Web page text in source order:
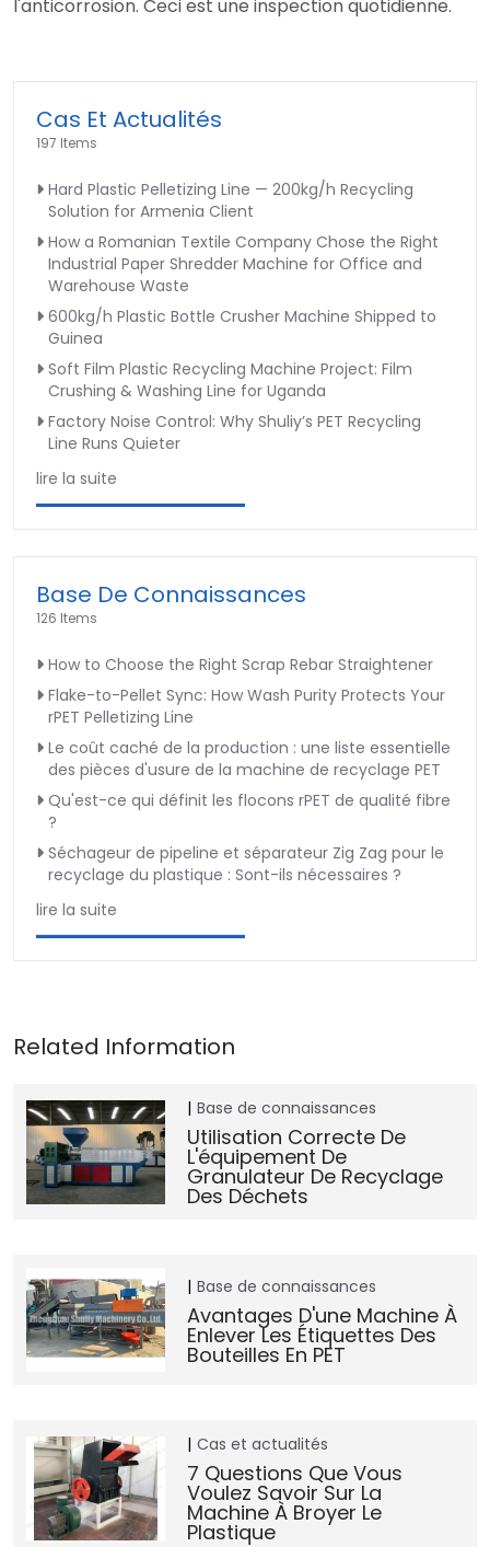
l'anticorrosion. Ceci est une inspection quotidienne.
Cas Et Actualités
197 Items
Hard Plastic Pelletizing Line — 200kg/h Recycling
Solution for Armenia Client
How a Romanian Textile Company Chose the Right
Industrial Paper Shredder Machine for Office and
Warehouse Waste
600kg/h Plastic Bottle Crusher Machine Shipped to
Guinea
Soft Film Plastic Recycling Machine Project: Film
Crushing & Washing Line for Uganda
Factory Noise Control: Why Shuliy’s PET Recycling
Line Runs Quieter
lire la suite
Base De Connaissances
126 Items
How to Choose the Right Scrap Rebar Straightener
Flake-to-Pellet Sync: How Wash Purity Protects Your
rPET Pelletizing Line
Le coût caché de la production : une liste essentielle
des pièces d'usure de la machine de recyclage PET
Qu'est-ce qui définit les flocons rPET de qualité fibre
?
Séchageur de pipeline et séparateur Zig Zag pour le
recyclage du plastique : Sont-ils nécessaires ?
lire la suite
Base de connaissances
Utilisation Correcte De
L'équipement De
Granulateur De Recyclage
Des Déchets
Base de connaissances
Avantages D'une Machine À
Enlever Les Étiquettes Des
Bouteilles En PET
Cas et actualités
7 Questions Que Vous
Voulez Savoir Sur La
Machine À Broyer Le
Plastique